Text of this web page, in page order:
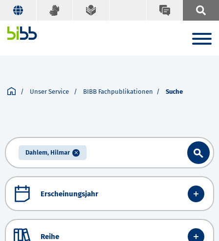
Unser Service BIBB Fachpublikationen Suche
Dahlem, Hilmar
Erscheinungsjahr
Reihe